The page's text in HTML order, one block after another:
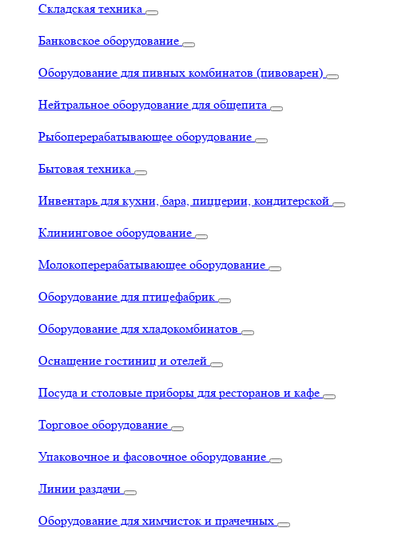
Складская техника
Банковское оборудование
Оборудование для пивных комбинатов (пивоварен)
Нейтральное оборудование для общепита
Рыбоперерабатывающее оборудование
Бытовая техника
Инвентарь для кухни, бара, пиццерии, кондитерской
Клининговое оборудование
Молокоперерабатывающее оборудование
Оборудование для птицефабрик
Оборудование для хладокомбинатов
Оснащение гостиниц и отелей
Посуда и столовые приборы для ресторанов и кафе
Торговое оборудование
Упаковочное и фасовочное оборудование
Линии раздачи
Оборудование для химчисток и прачечных